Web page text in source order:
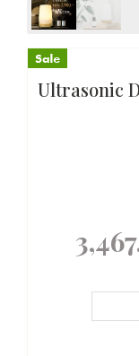
Ultrasonic